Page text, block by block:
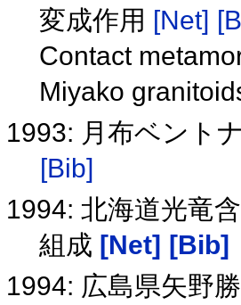
変成作用 [Net]
Contact
Miyako
1993: 月布ベント
[Bib]
1994: 北海道光竜
組成 [Net] [Bib]
1994: 広島県矢野